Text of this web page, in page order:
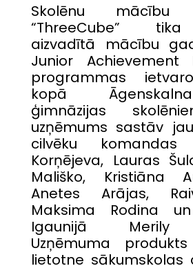
Skolēnu mācību
“ThreeCube”
aizvadītā mācību
Junior Achievement
programmas
kopā
ģimnāzijas
uzņēmums sastāv
cilvēku
Korņējeva, Lauras
Mališko, Kristiāna
Anetes Arājas,
Maksima Rodina
Igaunijā Merily
Uzņēmuma
lietotne sākumskolas